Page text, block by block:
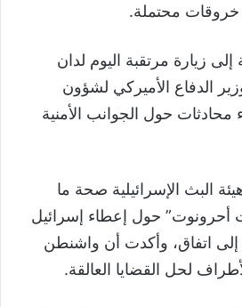
خروقات محتملة.
زيارة مرتقبة اليوم لدان
الدفاع الأميركي لشؤون
حول الجوانب الأمنية
البث الإسرائيلية صحة ما
أحرونوت” حول إعطاء إسرائيل
اتفاق، وأكدت أن واشنطن
لحل القضايا العالقة.